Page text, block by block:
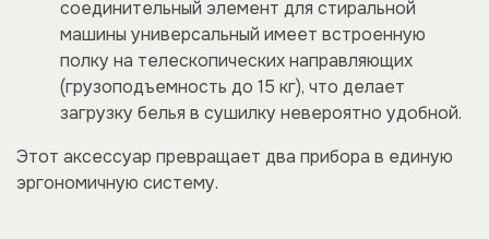
соединительный элемент для стиральной
машины универсальный имеет встроенную
полку на телескопических направляющих
(грузоподъемность до 15 кг), что делает
загрузку белья в сушилку невероятно удобной.
Этот аксессуар превращает два прибора в единую
эргономичную систему.